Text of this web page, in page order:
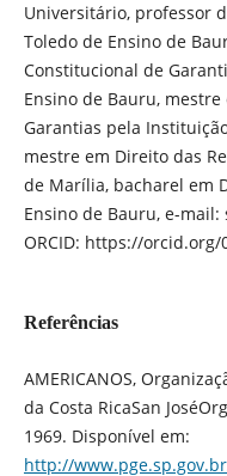
Universitário, professor
Toledo de Ensino de
Constitucional de
Ensino de Bauru,
Garantias pela
mestre em Direito das
de Marília, bacharel em
Ensino de Bauru, e-
ORCID: https://orcid.org/
Referências
AMERICANOS,
da Costa RicaSan
1969. Disponível em:
http://